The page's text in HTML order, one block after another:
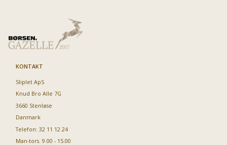
KONTAKT
Sliplet ApS
Knud Bro Alle 7G
3660 Stenløse
Danmark
Telefon: 32 11 12 24
Man-tors. 9.00 - 15.00